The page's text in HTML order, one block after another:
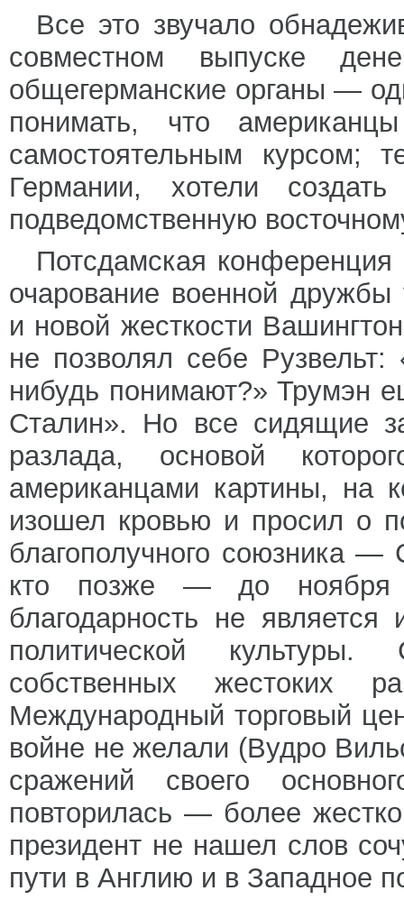
Все это звучало
совместном выпуске
общегерманские органы —
понимать, что
самостоятельным курсом;
Германии, хотели
подведомственную
Потсдамская
очарование военной дружбы
и новой жесткости
не позволял себе
нибудь понимают?» Трумэн
Сталин». Но все сидящие
разлада, основой
американцами картины, на
изошел кровью и просил о
благополучного союзника
кто позже — до ноября
благодарность не является
политической
собственных жестоких
Международный торговый
войне не желали (Вудро
сражений своего
повторилась — более
президент не нашел слов
пути в Англию и в Западное